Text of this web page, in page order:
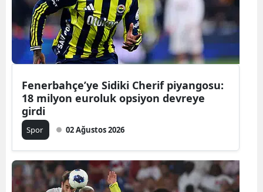
Fenerbahçe’ye Sidiki Cherif piyangosu:
18 milyon euroluk opsiyon devreye
girdi
Spor 02 Ağustos 2026